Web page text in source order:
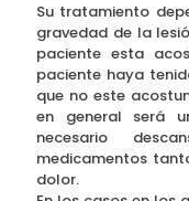
Su tratamiento
gravedad de la
paciente esta
paciente haya
que no este
en general será
necesario
medicamentos
dolor.